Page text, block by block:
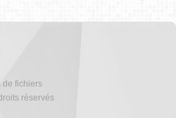
de fichiers
réservés